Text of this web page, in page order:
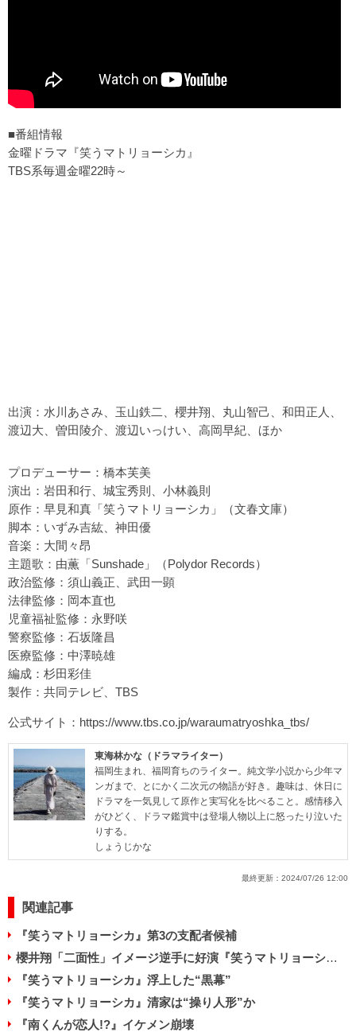
■番組情報
金曜ドラマ『笑うマトリョーシカ』
TBS系毎週金曜22時～
出演：水川あさみ、玉山鉄二、櫻井翔、丸山智己、和田正人、
渡辺大、曽田陵介、渡辺いっけい、高岡早紀、ほか
プロデューサー：橋本芙美
演出：岩田和行、城宝秀則、小林義則
原作：早見和真「笑うマトリョーシカ」（文春文庫）
脚本：いずみ吉紘、神田優
音楽：大間々昂
主題歌：由薫「Sunshade」（Polydor Records）
政治監修：須山義正、武田一顕
法律監修：岡本直也
児童福祉監修：永野咲
警察監修：石坂隆昌
医療監修：中澤暁雄
編成：杉田彩佳
製作：共同テレビ、TBS
公式サイト： https://www.tbs.co.jp/waraumatryoshka_tbs/
東海林かな（ドラマライター）
福岡生まれ、福岡育ちのライター。純文学小説から少年マ
ンガまで、とにかく二次元の物語が好き。趣味は、休日に
ドラマを一気見して原作と実写化を比べること。感情移入
がひどく、ドラマ鑑賞中は登場人物以上に怒ったり泣いた
りする。
しょうじかな
最終更新： 2024/07/26 12:00
関連記事
『笑うマトリョーシカ』第3の支配者候補
櫻井翔「二面性」イメージ逆手に好演『笑うマトリョーシカ』
『笑うマトリョーシカ』浮上した“黒幕”
『笑うマトリョーシカ』清家は“操り人形”か
『南くんが恋人!?』イケメン崩壊